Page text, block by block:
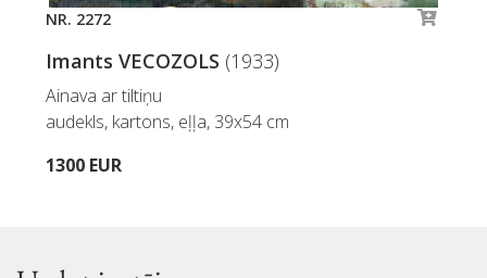
NR. 2272
Imants VECOZOLS (1933)
Ainava ar tiltiņu
audekls, kartons, eļļa, 39x54 cm
1300 EUR